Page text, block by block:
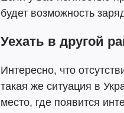
будет возможность
Уехать в другой
Интересно, что
такая же ситуация в
место, где появится